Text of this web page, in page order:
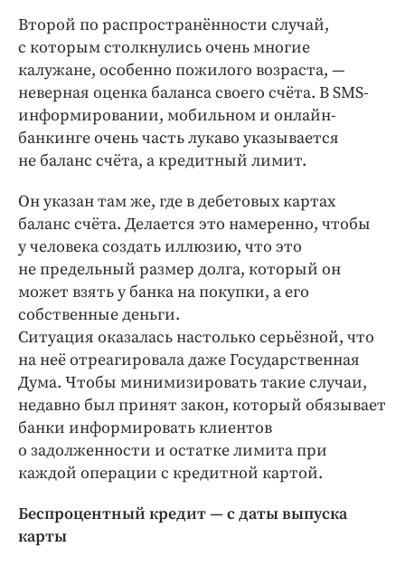
Второй по распространённости случай,
с которым столкнулись очень многие
калужане, особенно пожилого возраста, —
неверная оценка баланса своего счёта. В SMS-
информировании, мобильном и онлайн-
банкинге очень часть лукаво указывается
не баланс счёта, а кредитный лимит.
Он указан там же, где в дебетовых картах
баланс счёта. Делается это намеренно, чтобы
у человека создать иллюзию, что это
не предельный размер долга, который он
может взять у банка на покупки, а его
собственные деньги.
Ситуация оказалась настолько серьёзной, что
на неё отреагировала даже Государственная
Дума. Чтобы минимизировать такие случаи,
недавно был принят закон, который обязывает
банки информировать клиентов
о задолженности и остатке лимита при
каждой операции с кредитной картой.
Беспроцентный кредит — с даты выпуска
карты